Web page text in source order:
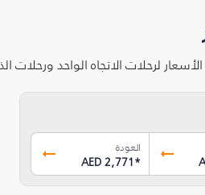
لرحلات الاتجاه الواحد
العودة
AED 2,771*